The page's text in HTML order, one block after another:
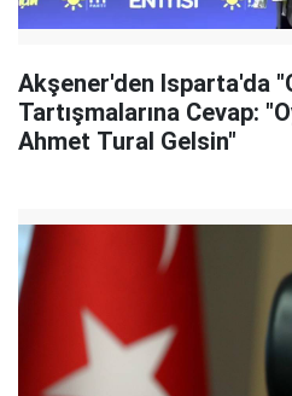
Akşener'den Isparta'da
Tartışmalarına Cevap:
Ahmet Tural Gelsin"